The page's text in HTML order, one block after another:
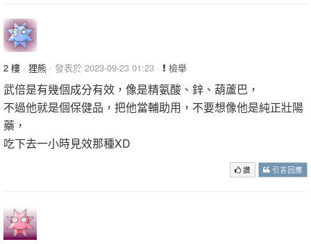
2 樓 · 狸熊 · 發表於 2023-09-23 01:23 · 檢舉
武倍是有幾個成分有效，像是精氨酸、鋅、葫蘆巴，
不過他就是個保健品，把他當輔助用，不要想像他是純正壯陽
藥，
吃下去一小時見效那種XD
讚 引言回應